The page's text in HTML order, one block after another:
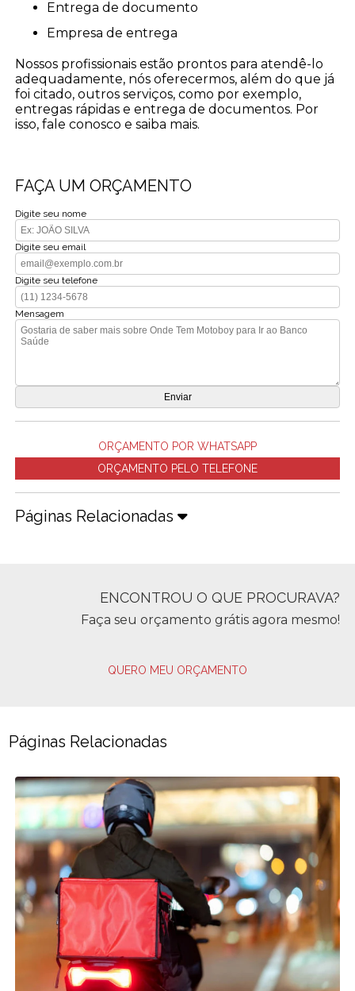
entrega de documento
empresa de entrega
Nossos profissionais estão prontos para atendê-lo
adequadamente, nós oferecermos, além do que já
foi citado, outros serviços, como por exemplo,
entregas rápidas e entrega de documentos. Por
isso, fale conosco e saiba mais.
FAÇA UM ORÇAMENTO
Digite seu nome
Digite seu email
Digite seu telefone
Mensagem
ORÇAMENTO POR WHATSAPP
ORÇAMENTO PELO TELEFONE
Páginas Relacionadas
ENCONTROU O QUE PROCURAVA?
Faça seu orçamento grátis agora mesmo!
QUERO MEU ORÇAMENTO
Páginas Relacionadas